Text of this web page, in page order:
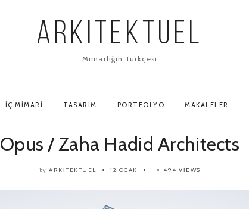
ARKITEKTUEL
Mimarlığın Türkçesi
İÇ MIMARI TASARIM PORTFOLYO MAKALELER
Opus / Zaha Hadid Architects
by ARKITEKTUEL 12 OCAK 494 VIEWS